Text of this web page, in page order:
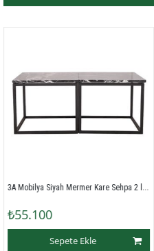
3A Mobilya Siyah Mermer Kare Sehpa 2 li - Siyah Beyaz
Sepete Ekle